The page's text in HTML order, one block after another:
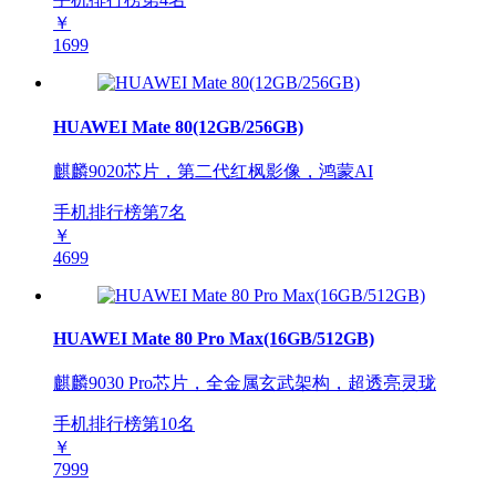
￥
1699
HUAWEI Mate 80(12GB/256GB)
麒麟9020芯片，第二代红枫影像，鸿蒙AI
手机排行榜第7名
￥
4699
HUAWEI Mate 80 Pro Max(16GB/512GB)
麒麟9030 Pro芯片，全金属玄武架构，超透亮灵珑
手机排行榜第10名
￥
7999